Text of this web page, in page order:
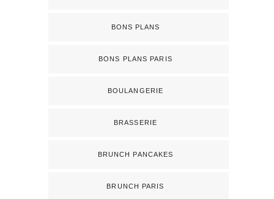
BONS PLANS
BONS PLANS PARIS
BOULANGERIE
BRASSERIE
BRUNCH PANCAKES
BRUNCH PARIS